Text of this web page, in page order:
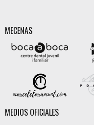
MECENAS
MEDIOS OFICIALES